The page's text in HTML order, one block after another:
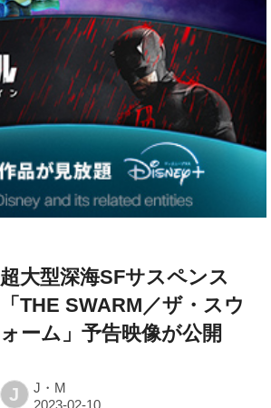
超大型深海SFサスペンス
「THE SWARM／ザ・スウ
ォーム」予告映像が公開
J J・M